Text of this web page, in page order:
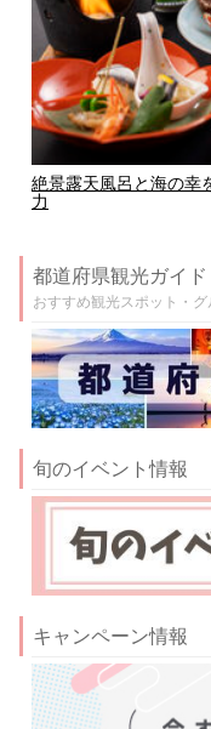
絶景露天風呂と海の幸
力
都道府県観光ガイド
おすすめ観光スポット・
旬のイベント情報
キャンペーン情報